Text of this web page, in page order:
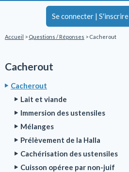
Se connecter | S'inscrire
Accueil > Questions / Réponses > Cacherout
Cacherout
Cacherout
Lait et viande
Immersion des ustensiles
Mélanges
Prélèvement de la Halla
Cachérisation des ustensiles
Cuisson opéree par non-juif